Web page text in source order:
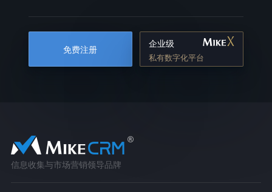
免费注册
企业级
私有数字化平台
信息收集与市场营销领导品牌